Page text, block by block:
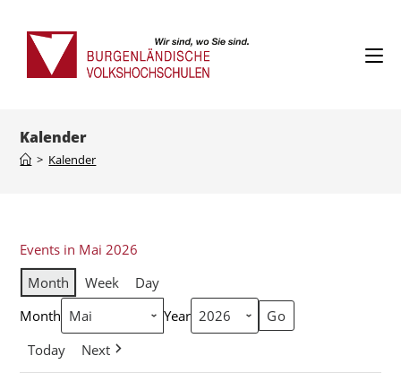
Kalender
> Kalender
Events in Mai 2026
Month
Week
Day
Month
Year
Today
Next